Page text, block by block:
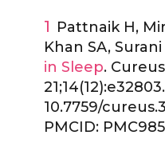
Pattnaik H,
Khan SA, Surani
in Sleep.
10.7759/
PMCID: